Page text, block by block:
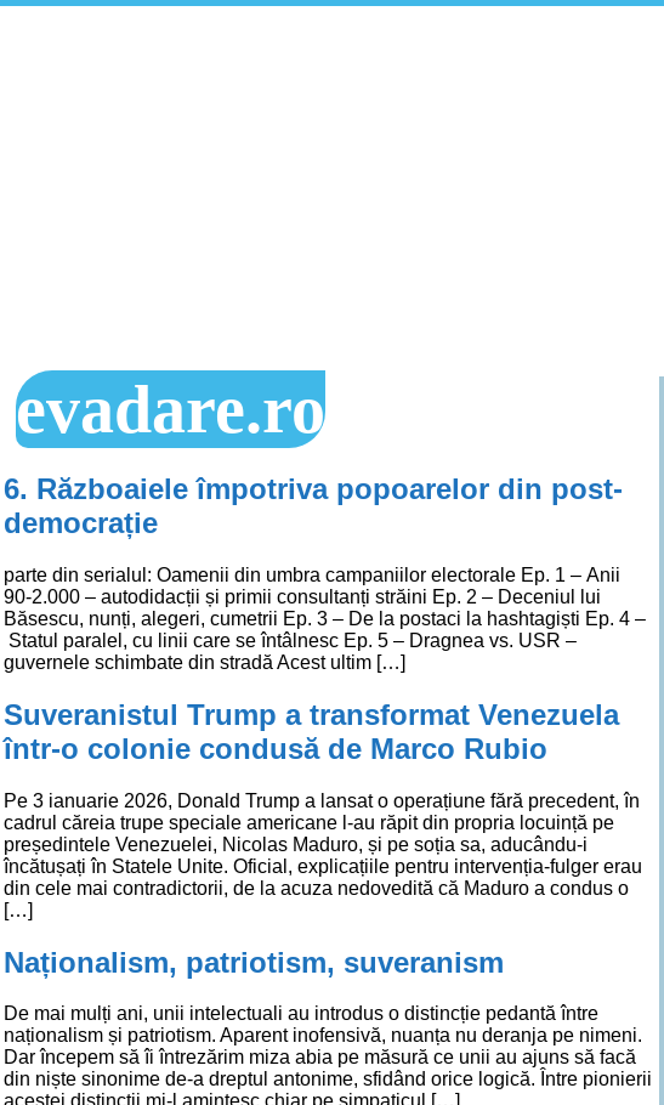
evadare.ro
6. Războaiele împotriva popoarelor din post-
democrație
parte din serialul: Oamenii din umbra campaniilor electorale Ep. 1 – Anii
90-2.000 – autodidacții și primii consultanți străini Ep. 2 – Deceniul lui
Băsescu, nunți, alegeri, cumetrii Ep. 3 – De la postaci la hashtagiști Ep. 4 –
Statul paralel, cu linii care se întâlnesc Ep. 5 – Dragnea vs. USR –
guvernele schimbate din stradă Acest ultim […]
Suveranistul Trump a transformat Venezuela
într-o colonie condusă de Marco Rubio
Pe 3 ianuarie 2026, Donald Trump a lansat o operațiune fără precedent, în
cadrul căreia trupe speciale americane l-au răpit din propria locuință pe
președintele Venezuelei, Nicolas Maduro, și pe soția sa, aducându-i
încătușați în Statele Unite. Oficial, explicațiile pentru intervenția-fulger erau
din cele mai contradictorii, de la acuza nedovedită că Maduro a condus o
[…]
Naționalism, patriotism, suveranism
De mai mulți ani, unii intelectuali au introdus o distincție pedantă între
naționalism și patriotism. Aparent inofensivă, nuanța nu deranja pe nimeni.
Dar începem să îi întrezărim miza abia pe măsură ce unii au ajuns să facă
din niște sinonime de-a dreptul antonime, sfidând orice logică. Între pionierii